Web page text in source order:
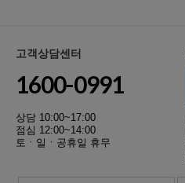
고객상담센터
1600-0991
상담 10:00~17:00
점심 12:00~14:00
토ㆍ일ㆍ공휴일 휴무